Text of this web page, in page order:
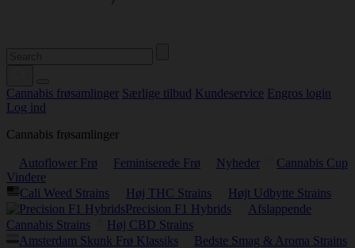
Cannabis frøsamlinger Særlige tilbud Kundeservice Engros login
Log ind
Cannabis frøsamlinger
Autoflower Frø Feminiserede Frø Nyheder
Cannabis Cup
Vindere
Cali Weed Strains
Høj THC Strains
Højt Udbytte Strains
Precision F1 Hybrids
Afslappende
Cannabis Strains
Høj CBD Strains
Amsterdam Skunk Frø Klassiks
Bedste Smag & Aroma Strains